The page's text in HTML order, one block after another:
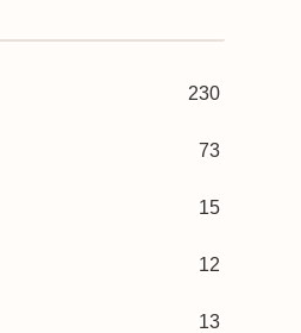
230
73
15
12
13